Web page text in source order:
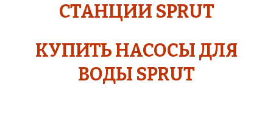
СТАНЦИИ SPRUT
КУПИТЬ НАСОСЫ ДЛЯ
ВОДЫ SPRUT